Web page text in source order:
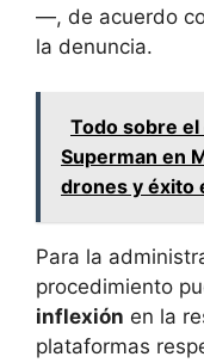
—, de acuerdo
la denuncia.
Todo sobre
Superman en
drones y éxito
Para la
procedimiento
inflexión en la
plataformas